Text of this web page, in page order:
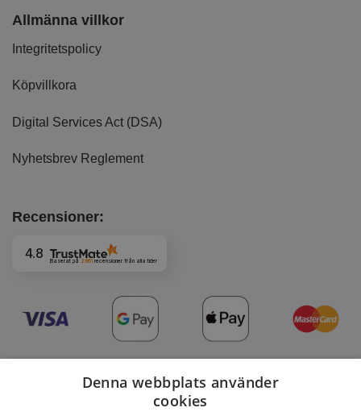
Allmänna villkor
Integritetspolicy
Köpvillkora
Digital Services Act (DSA)
Nyhetsbrev Reglement
Recensioner:
4.8 Baserat på 2961 recensionerfrån alla tider
Denna webbplats använder
cookies